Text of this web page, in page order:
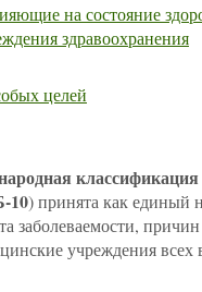
на состояние
здравоохранения
целей
классификация
10) принята как единый
заболеваемости,
учреждения всех